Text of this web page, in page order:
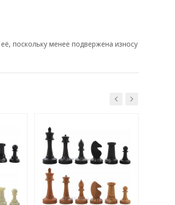
поскольку менее подвержена износу